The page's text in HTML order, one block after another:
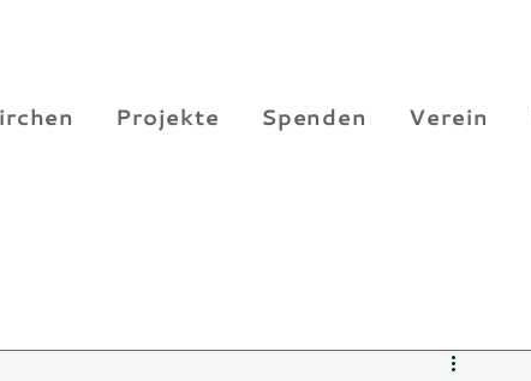
Projekte Spenden Verein